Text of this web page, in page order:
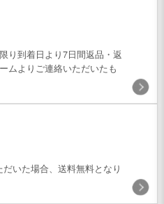
り到着日より7日間返品・返
ムよりご連絡いただいたも
いた場合、送料無料となり